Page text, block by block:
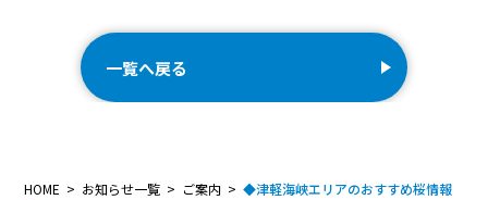
一覧へ戻る
HOME お知らせ一覧 ご案内
◆津軽海峡エリアのおすすめ桜情報